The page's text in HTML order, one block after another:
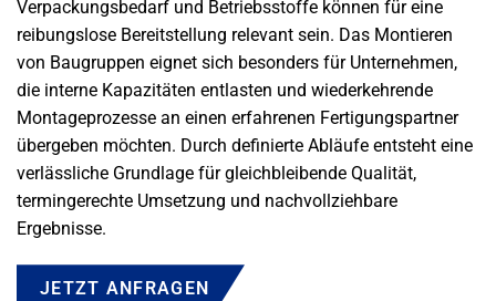
Verpackungsbedarf und Betriebsstoffe können für eine
reibungslose Bereitstellung relevant sein. Das Montieren
von Baugruppen eignet sich besonders für Unternehmen,
die interne Kapazitäten entlasten und wiederkehrende
Montageprozesse an einen erfahrenen Fertigungspartner
übergeben möchten. Durch definierte Abläufe entsteht eine
verlässliche Grundlage für gleichbleibende Qualität,
termingerechte Umsetzung und nachvollziehbare
Ergebnisse.
JETZT ANFRAGEN